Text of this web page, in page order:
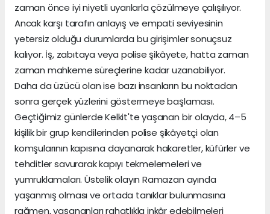
zaman önce iyi niyetli uyarılarla çözülmeye çalışılıyor.
Ancak karşı tarafın anlayış ve empati seviyesinin
yetersiz olduğu durumlarda bu girişimler sonuçsuz
kalıyor. İş, zabıtaya veya polise şikâyete, hatta zaman
zaman mahkeme süreçlerine kadar uzanabiliyor.
Daha da üzücü olan ise bazı insanların bu noktadan
sonra gerçek yüzlerini göstermeye başlaması.
Geçtiğimiz günlerde Kelkit'te yaşanan bir olayda, 4–5
kişilik bir grup kendilerinden polise şikâyetçi olan
komşularının kapısına dayanarak hakaretler, küfürler ve
tehditler savurarak kapıyı tekmelemeleri ve
yumruklamaları. Üstelik olayın Ramazan ayında
yaşanmış olması ve ortada tanıklar bulunmasına
rağmen, yaşananları rahatlıkla inkâr edebilmeleri